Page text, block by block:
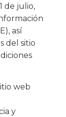
de julio,
así
del sitio
web
y